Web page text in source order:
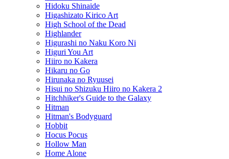
Hidoku Shinaide
Higashizato Kirico Art
High School of the Dead
Highlander
Higurashi no Naku Koro Ni
Higuri You Art
Hiiro no Kakera
Hikaru no Go
Hirunaka no Ryuusei
Hisui no Shizuku Hiiro no Kakera 2
Hitchhiker's Guide to the Galaxy
Hitman
Hitman's Bodyguard
Hobbit
Hocus Pocus
Hollow Man
Home Alone